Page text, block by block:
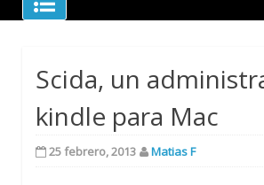
Scida, un
kindle para Mac
25 febrero, 2013 Matias F